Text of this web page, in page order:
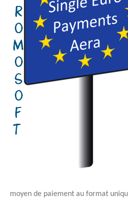
moyen de paiement au format